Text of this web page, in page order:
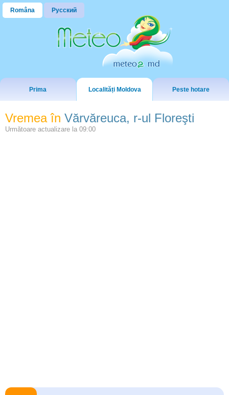
Româna Русский
Prima Localități Moldova Peste hotare
Vremea în Vărvăreuca, r-ul Floreşti
Următoare actualizare la 09:00